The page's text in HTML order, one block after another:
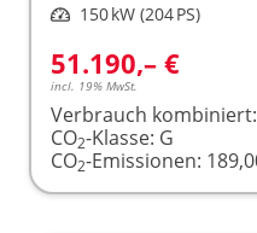
Leistung 150 kW (204 PS)
51.190,– €
incl. 19% MwSt.
Verbrauch kombiniert:
CO2-Klasse: G
CO2-Emissionen: